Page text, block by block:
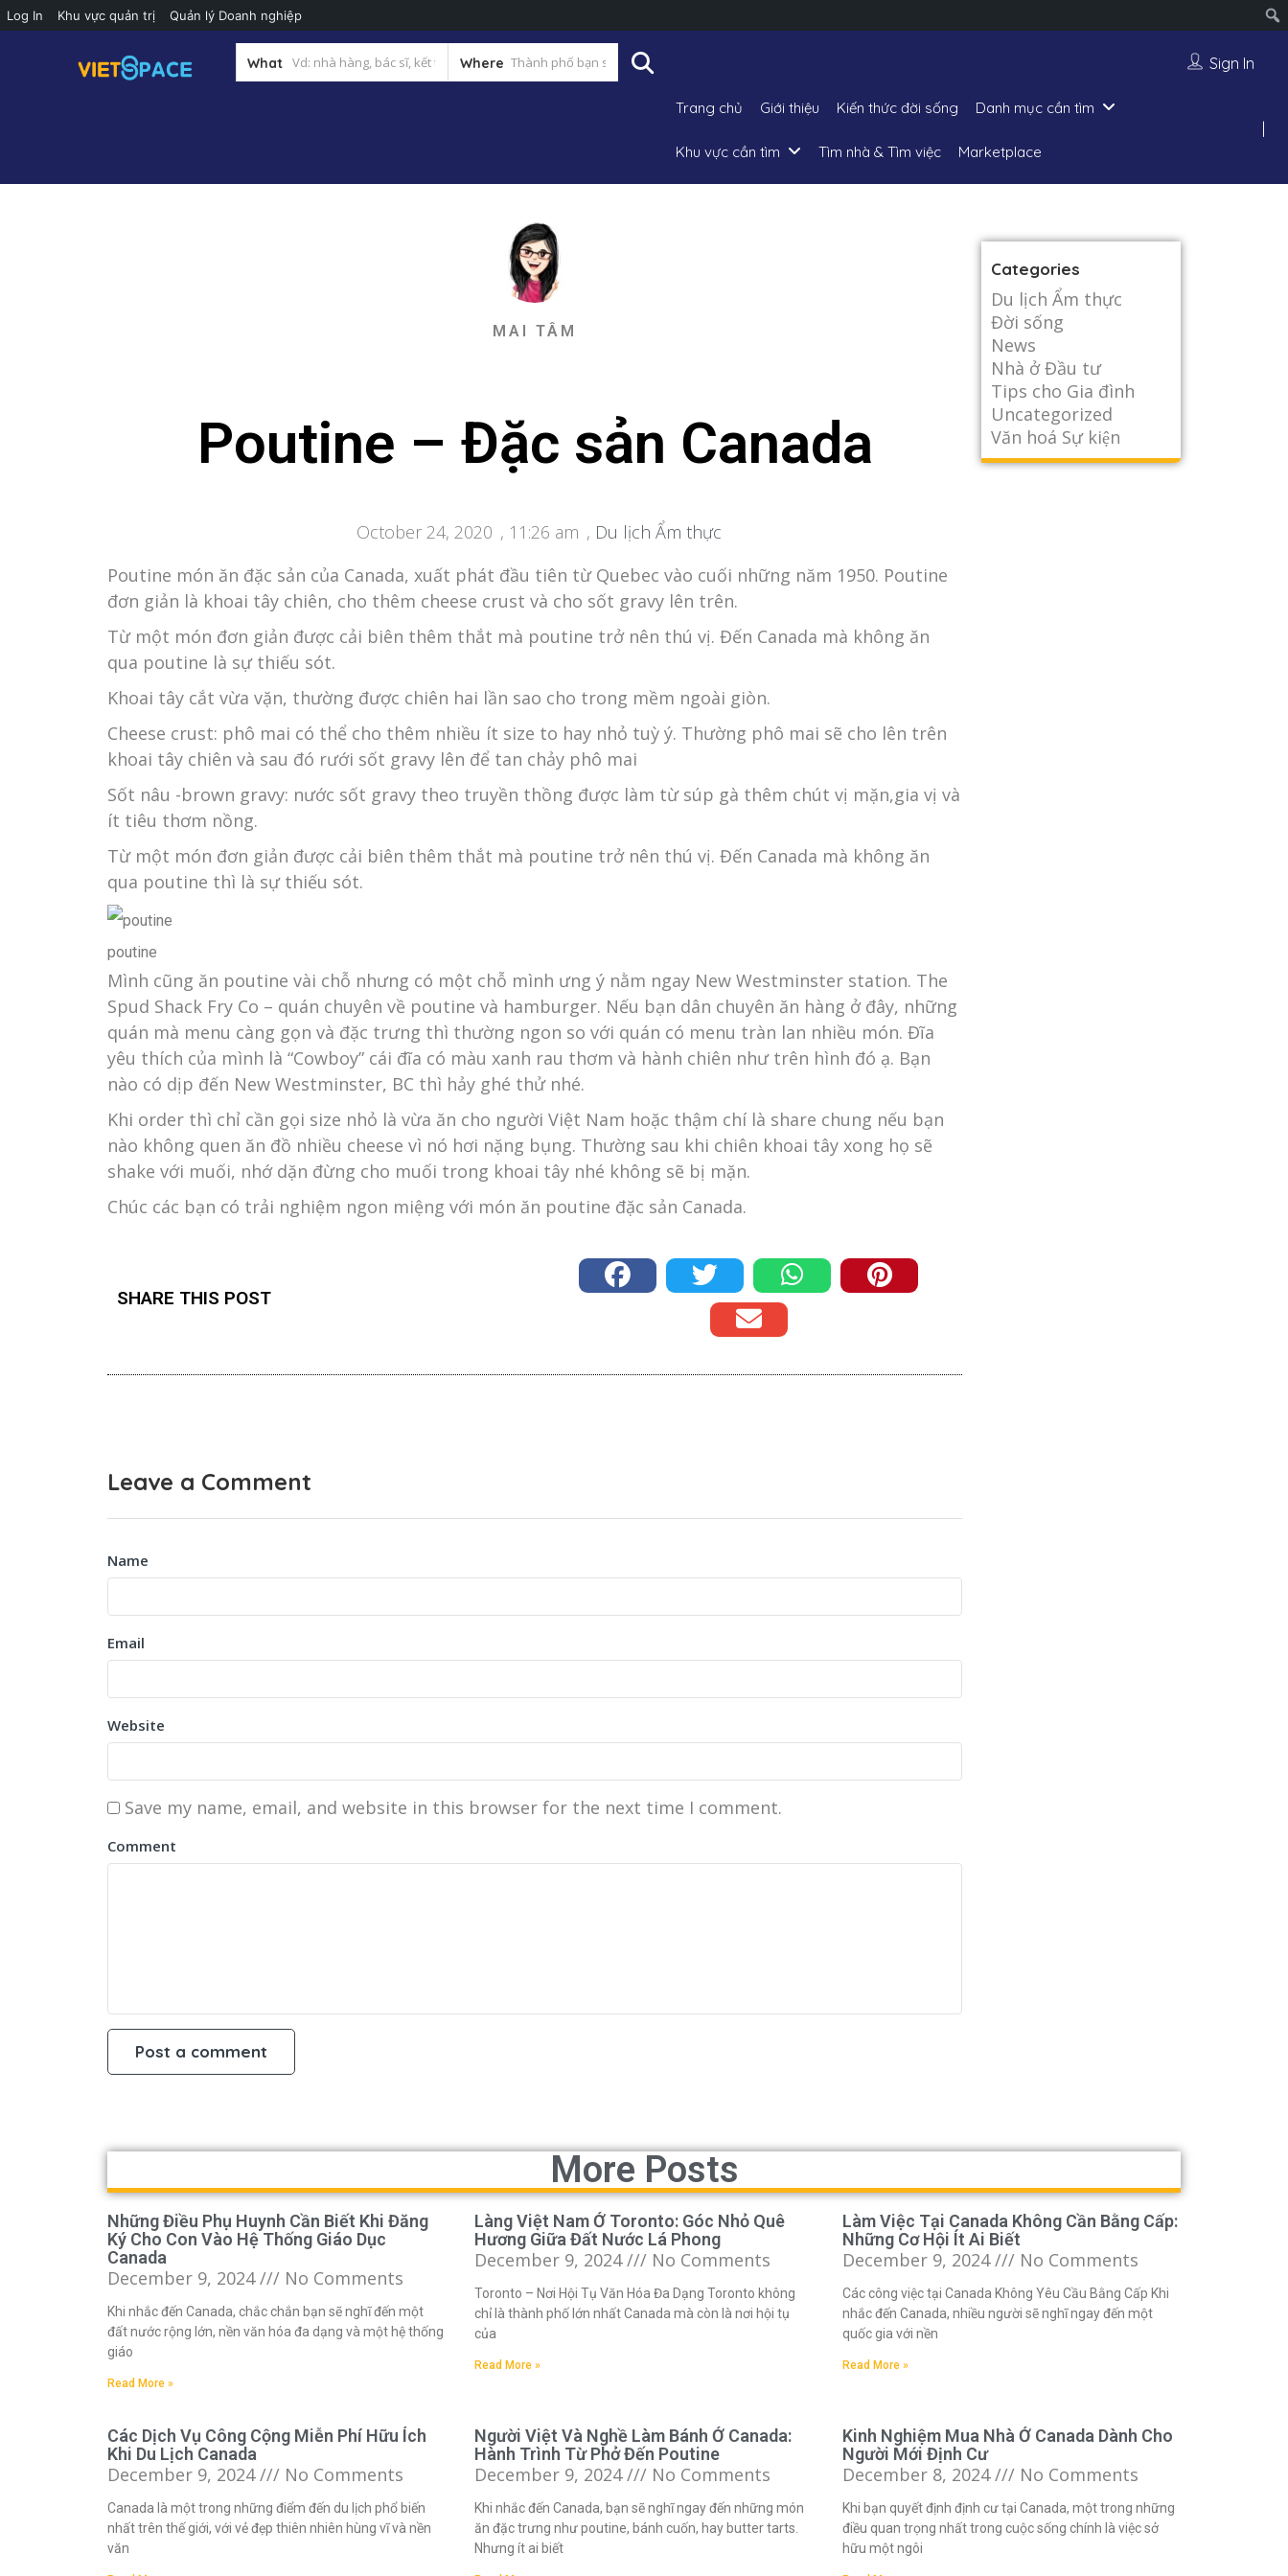
Log In Khu vực quản trị Quản lý Doanh nghiệp
What Where Sign In
Trang chủ Giới thiệu Kiến thức đời sống Danh mục cần tìm
Khu vực cần tìm Tìm nhà & Tìm việc Marketplace
MAI TÂM
Poutine – Đặc sản Canada
October 24, 2020 , 11:26 am , Du lịch Ẩm thực
Poutine món ăn đặc sản của Canada, xuất phát đầu tiên từ Quebec vào cuối những năm 1950. Poutine
đơn giản là khoai tây chiên, cho thêm cheese crust và cho sốt gravy lên trên.
Từ một món đơn giản được cải biên thêm thắt mà poutine trở nên thú vị. Đến Canada mà không ăn
qua poutine là sự thiếu sót.
Khoai tây cắt vừa vặn, thường được chiên hai lần sao cho trong mềm ngoài giòn.
Cheese crust: phô mai có thể cho thêm nhiều ít size to hay nhỏ tuỳ ý. Thường phô mai sẽ cho lên trên
khoai tây chiên và sau đó rưới sốt gravy lên để tan chảy phô mai
Sốt nâu -brown gravy: nước sốt gravy theo truyền thồng được làm từ súp gà thêm chút vị mặn,gia vị và
ít tiêu thơm nồng.
Từ một món đơn giản được cải biên thêm thắt mà poutine trở nên thú vị. Đến Canada mà không ăn
qua poutine thì là sự thiếu sót.
poutine
Mình cũng ăn poutine vài chỗ nhưng có một chỗ mình ưng ý nằm ngay New Westminster station. The
Spud Shack Fry Co – quán chuyên về poutine và hamburger. Nếu bạn dân chuyên ăn hàng ở đây, những
quán mà menu càng gọn và đặc trưng thì thường ngon so với quán có menu tràn lan nhiều món. Đĩa
yêu thích của mình là “Cowboy” cái đĩa có màu xanh rau thơm và hành chiên như trên hình đó ạ. Bạn
nào có dịp đến New Westminster, BC thì hảy ghé thử nhé.
Khi order thì chỉ cần gọi size nhỏ là vừa ăn cho người Việt Nam hoặc thậm chí là share chung nếu bạn
nào không quen ăn đồ nhiều cheese vì nó hơi nặng bụng. Thường sau khi chiên khoai tây xong họ sẽ
shake với muối, nhớ dặn đừng cho muối trong khoai tây nhé không sẽ bị mặn.
Chúc các bạn có trải nghiệm ngon miệng với món ăn poutine đặc sản Canada.
SHARE THIS POST
Leave a Comment
Name
Email
Website
Save my name, email, and website in this browser for the next time I comment.
Comment
Categories
Du lịch Ẩm thực
Đời sống
News
Nhà ở Đầu tư
Tips cho Gia đình
Uncategorized
Văn hoá Sự kiện
More Posts
Những Điều Phụ Huynh Cần Biết Khi Đăng
Ký Cho Con Vào Hệ Thống Giáo Dục
Canada
December 9, 2024 No Comments
Khi nhắc đến Canada, chắc chắn bạn sẽ nghĩ đến một
đất nước rộng lớn, nền văn hóa đa dạng và một hệ thống
giáo
Read More »
Làng Việt Nam Ở Toronto: Góc Nhỏ Quê
Hương Giữa Đất Nước Lá Phong
December 9, 2024 No Comments
Toronto – Nơi Hội Tụ Văn Hóa Đa Dạng Toronto không
chỉ là thành phố lớn nhất Canada mà còn là nơi hội tụ
của
Read More »
Làm Việc Tại Canada Không Cần Bằng Cấp:
Những Cơ Hội Ít Ai Biết
December 9, 2024 No Comments
Các công việc tại Canada Không Yêu Cầu Bằng Cấp Khi
nhắc đến Canada, nhiều người sẽ nghĩ ngay đến một
quốc gia với nền
Read More »
Các Dịch Vụ Công Cộng Miễn Phí Hữu Ích
Khi Du Lịch Canada
December 9, 2024 No Comments
Canada là một trong những điểm đến du lịch phổ biến
nhất trên thế giới, với vẻ đẹp thiên nhiên hùng vĩ và nền
văn
Người Việt Và Nghề Làm Bánh Ở Canada:
Hành Trình Từ Phở Đến Poutine
December 9, 2024 No Comments
Khi nhắc đến Canada, bạn sẽ nghĩ ngay đến những món
ăn đặc trưng như poutine, bánh cuốn, hay butter tarts.
Nhưng ít ai biết
Kinh Nghiệm Mua Nhà Ở Canada Dành Cho
Người Mới Định Cư
December 8, 2024 No Comments
Khi bạn quyết định định cư tại Canada, một trong những
điều quan trọng nhất trong cuộc sống chính là việc sở
hữu một ngôi